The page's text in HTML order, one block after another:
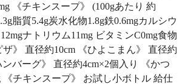
《チキンスープ》 (100gあたり 約
脂質5.4g炭水化物1.8g鉄0.6mgカルシウ
ナトリウム11mg ビタミンC0mg食物
》 直径約10cm 《ひよこまん》 直径約
バーグ》 直径約4cm×2個入り 《かつ
《チキンスープ》 お試し小ボトル 給仕